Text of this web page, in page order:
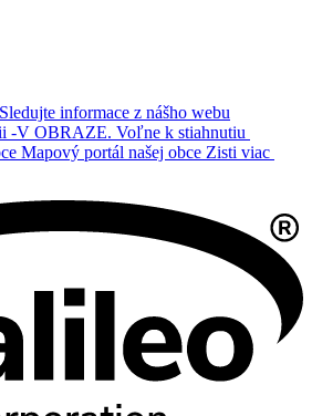
Sledujte informace z nášho webu
-V OBRAZE. Voľne k stiahnutiu
Mapový portál našej obce Zisti viac